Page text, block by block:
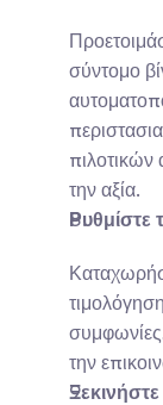
σύντομο
πιλοτικών
την αξία.
Ρυθμίστε
την